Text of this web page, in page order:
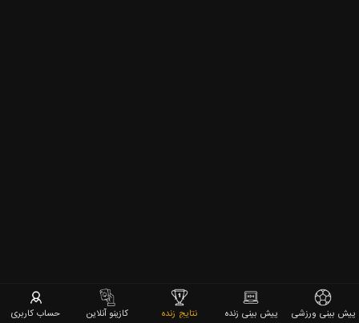
پیش بینی ورزشی پیش بینی زنده نتایج زنده کازینو آنلاین حساب کاربری